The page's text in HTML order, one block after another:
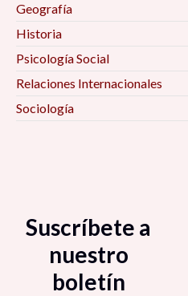
Geografía
Historia
Psicología Social
Relaciones Internacionales
Sociología
Suscríbete a
nuestro
boletín